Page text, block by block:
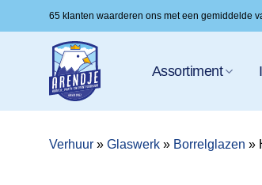
naar
65 klanten waarderen ons met een gemiddelde
Assortiment
Verhuur » Glaswerk » Borrelglazen »